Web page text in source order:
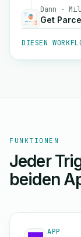
Dann ·
Get
DIESEN
FUNKTIONEN
Jeder
beiden
APP